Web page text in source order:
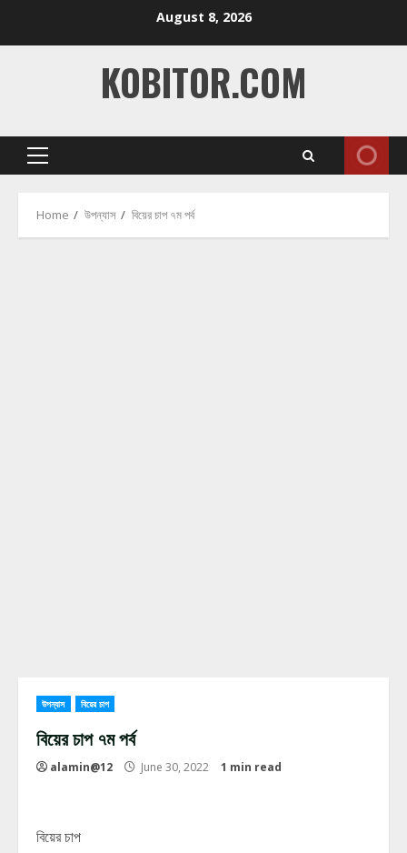
August 8, 2026
KOBITOR.COM
Primary
Home উপন্যাস বিয়ের চাপ ৭ম পর্ব
উপন্যাস বিয়ের চাপ
বিয়ের চাপ ৭ম পর্ব
alamin@12 June 30, 2022 1 min read
বিয়ের চাপ